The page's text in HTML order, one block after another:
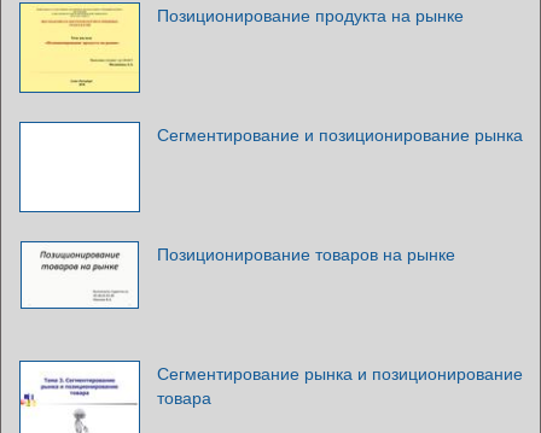
Позиционирование продукта на рынке
Сегментирование и позиционирование рынка
Позиционирование товаров на рынке
Сегментирование рынка и позиционирование
товара